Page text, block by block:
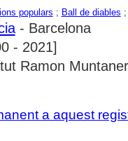
populars ; Ball de diables
- Barcelona
- 2021]
Ramon Muntaner
a aquest